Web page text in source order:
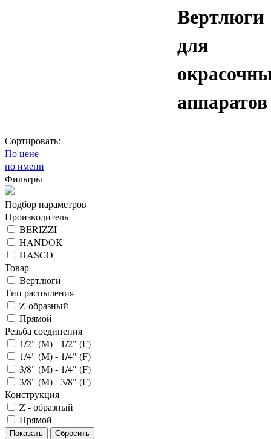
Вертлюги
для
аппаратов
Сортировать:
По цене
по имени
Фильтры
Подбор параметров
Производитель
BERIZZI
HANDOK
HASCO
Товар
Вертлюги
Тип распыления
Z-образный
Прямой
Резьба соединения
1/2" (M) - 1/2" (F)
1/4" (M) - 1/4" (F)
3/8" (M) - 1/4" (F)
3/8" (M) - 3/8" (F)
Конструкция
Z - образный
Прямой